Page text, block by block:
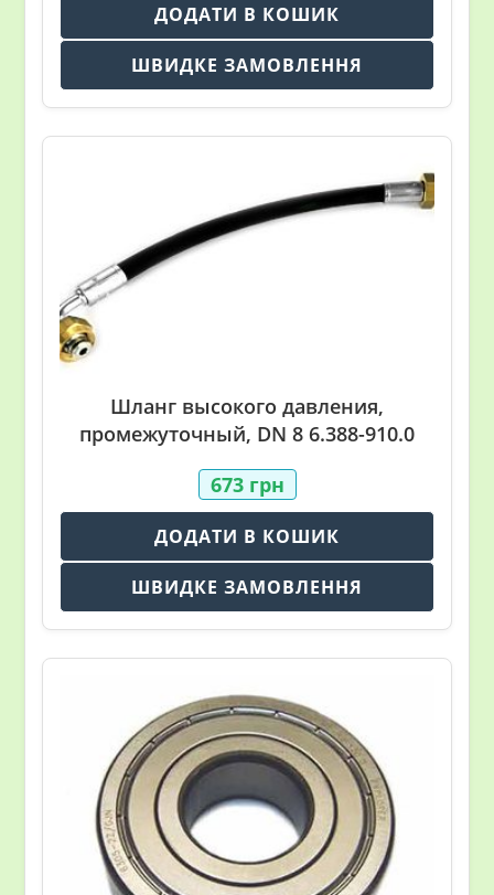
ДОДАТИ В КОШИК
ШВИДКЕ ЗАМОВЛЕННЯ
Шланг высокого давления,
промежуточный, DN 8 6.388-910.0
673 грн
ДОДАТИ В КОШИК
ШВИДКЕ ЗАМОВЛЕННЯ